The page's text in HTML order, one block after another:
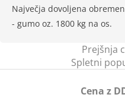
Največja dovoljena
- gumo oz. 1800 kg na os.
Prejšnja
Spletni
Cena z